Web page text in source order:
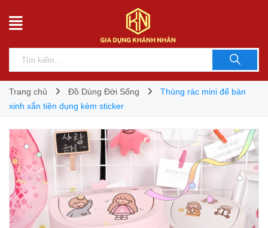
Trang chủ Đồ Dùng Đời Sống
Thùng rác mini để bàn
xinh xắn tiện dụng kèm sticker